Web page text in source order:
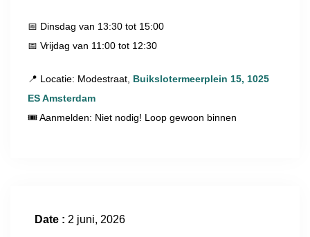
📅 Dinsdag van 13:30 tot 15:00
📅 Vrijdag van 11:00 tot 12:30
📍 Locatie: Modestraat, Buikslotermeerplein 15, 1025
ES Amsterdam
🎟 Aanmelden: Niet nodig! Loop gewoon binnen
Date : 2 juni, 2026